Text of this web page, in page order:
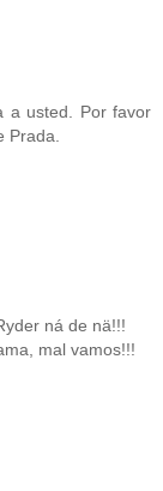
a usted. Por favor
Prada.
ná de nä!!!
mal vamos!!!